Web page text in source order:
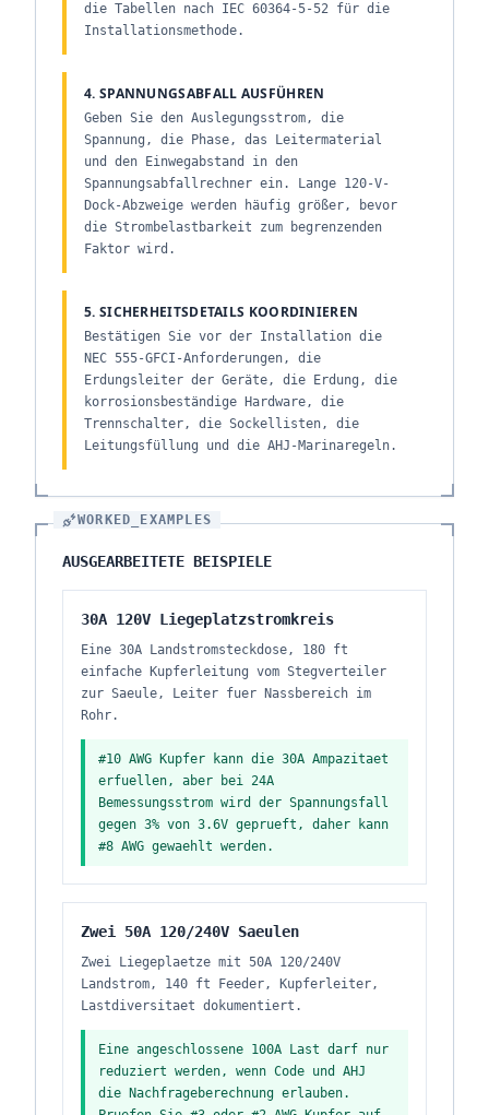
die Tabellen nach IEC 60364-5-52 für die
Installationsmethode.
4. SPANNUNGSABFALL AUSFÜHREN
Geben Sie den Auslegungsstrom, die
Spannung, die Phase, das Leitermaterial
und den Einwegabstand in den
Spannungsabfallrechner ein. Lange 120-V-
Dock-Abzweige werden häufig größer, bevor
die Strombelastbarkeit zum begrenzenden
Faktor wird.
5. SICHERHEITSDETAILS KOORDINIEREN
Bestätigen Sie vor der Installation die
NEC 555-GFCI-Anforderungen, die
Erdungsleiter der Geräte, die Erdung, die
korrosionsbeständige Hardware, die
Trennschalter, die Sockellisten, die
Leitungsfüllung und die AHJ-Marinaregeln.
WORKED_EXAMPLES
AUSGEARBEITETE BEISPIELE
30A 120V Liegeplatzstromkreis
Eine 30A Landstromsteckdose, 180 ft
einfache Kupferleitung vom Stegverteiler
zur Saeule, Leiter fuer Nassbereich im
Rohr.
#10 AWG Kupfer kann die 30A Ampazitaet
erfuellen, aber bei 24A
Bemessungsstrom wird der Spannungsfall
gegen 3% von 3.6V geprueft, daher kann
#8 AWG gewaehlt werden.
Zwei 50A 120/240V Saeulen
Zwei Liegeplaetze mit 50A 120/240V
Landstrom, 140 ft Feeder, Kupferleiter,
Lastdiversitaet dokumentiert.
Eine angeschlossene 100A Last darf nur
reduziert werden, wenn Code und AHJ
die Nachfrageberechnung erlauben.